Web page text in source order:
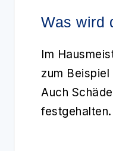
Was wird
Im
zum
Auch
festgehalten.